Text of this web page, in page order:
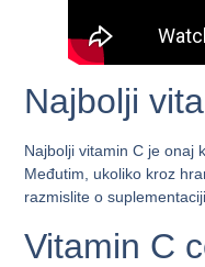
Najbolji
Najbolji vitamin C je onaj
Međutim, ukoliko kroz
razmislite o
Vitamin C